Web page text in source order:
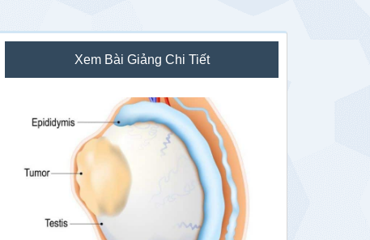
Sidebar
chính
Xem Bài Giảng Chi Tiết